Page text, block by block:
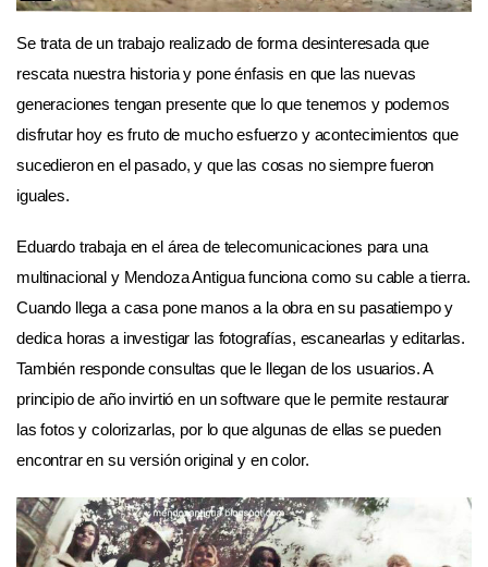
Se trata de un trabajo realizado de forma desinteresada que
rescata nuestra historia y pone énfasis en que las nuevas
generaciones tengan presente que lo que tenemos y podemos
disfrutar hoy es fruto de mucho esfuerzo y acontecimientos que
sucedieron en el pasado, y que las cosas no siempre fueron
iguales.
Eduardo trabaja en el área de telecomunicaciones para una
multinacional y Mendoza Antigua funciona como su cable a tierra.
Cuando llega a casa pone manos a la obra en su pasatiempo y
dedica horas a investigar las fotografías, escanearlas y editarlas.
También responde consultas que le llegan de los usuarios. A
principio de año invirtió en un software que le permite restaurar
las fotos y colorizarlas, por lo que algunas de ellas se pueden
encontrar en su versión original y en color.